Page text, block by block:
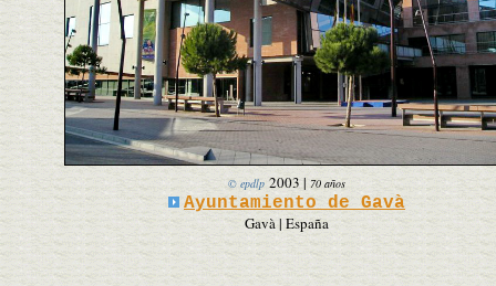
© epdlp 2003 | 70 años
Ayuntamiento de Gavà
Gavà | España